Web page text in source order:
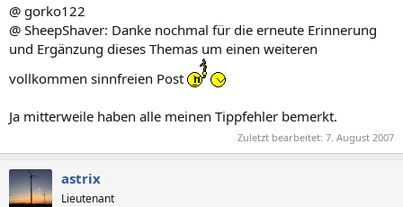
@ gorko122
@ SheepShaver: Danke nochmal für die erneute Erinnerung
und Ergänzung dieses Themas um einen weiteren
vollkommen sinnfreien Post
Ja mitterweile haben alle meinen Tippfehler bemerkt.
Zuletzt bearbeitet: 7. August 2007
astrix
Lieutenant